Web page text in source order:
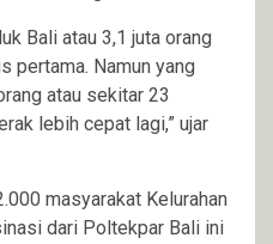
Bali atau 3,1 juta orang
pertama. Namun yang
atau sekitar 23
lebih cepat lagi,” ujar
masyarakat Kelurahan
dari Poltekpar Bali ini